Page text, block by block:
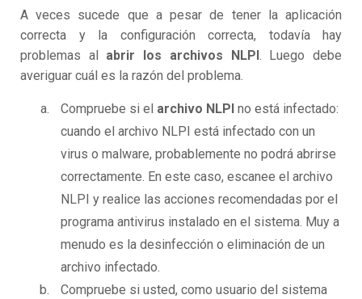
A veces sucede que a pesar de tener la aplicación
correcta y la configuración correcta, todavía hay
problemas al abrir los archivos NLPI. Luego debe
averiguar cuál es la razón del problema.
Compruebe si el archivo NLPI no está infectado:
cuando el archivo NLPI está infectado con un
virus o malware, probablemente no podrá abrirse
correctamente. En este caso, escanee el archivo
NLPI y realice las acciones recomendadas por el
programa antivirus instalado en el sistema. Muy a
menudo es la desinfección o eliminación de un
archivo infectado.
Compruebe si usted, como usuario del sistema